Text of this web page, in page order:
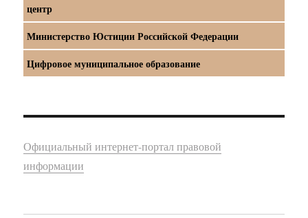
центр
Министерство Юстиции Российской Федерации
Цифровое муниципальное образование
Официальный интернет-портал правовой
информации